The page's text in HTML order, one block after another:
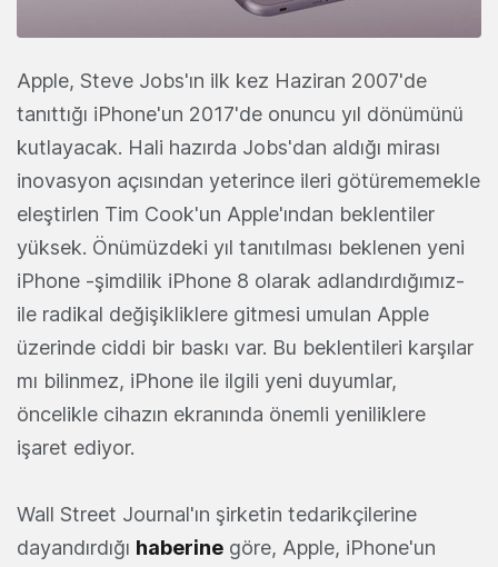
Apple, Steve Jobs'ın ilk kez Haziran 2007'de
tanıttığı iPhone'un 2017'de onuncu yıl dönümünü
kutlayacak. Hali hazırda Jobs'dan aldığı mirası
inovasyon açısından yeterince ileri götürememekle
eleştirlen Tim Cook'un Apple'ından beklentiler
yüksek. Önümüzdeki yıl tanıtılması beklenen yeni
iPhone -şimdilik iPhone 8 olarak adlandırdığımız-
ile radikal değişikliklere gitmesi umulan Apple
üzerinde ciddi bir baskı var. Bu beklentileri karşılar
mı bilinmez, iPhone ile ilgili yeni duyumlar,
öncelikle cihazın ekranında önemli yeniliklere
işaret ediyor.
Wall Street Journal'ın şirketin tedarikçilerine
dayandırdığı haberine göre, Apple, iPhone'un